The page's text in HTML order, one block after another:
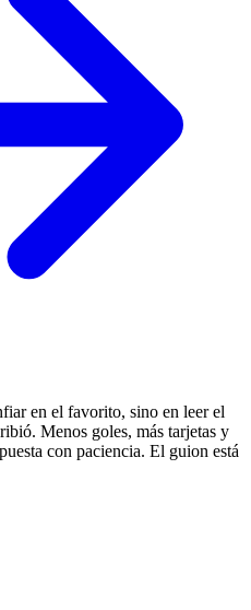
en el favorito, sino en leer el
Menos goles, más tarjetas y
con paciencia. El guion está